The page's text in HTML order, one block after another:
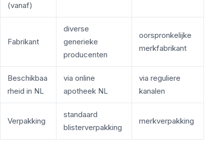
(vanaf)
Fabrikant
diverse
generieke
producenten
oorspronkelijke
merkfabrikant
Beschikbaa
rheid in NL
via online
apotheek NL
via reguliere
kanalen
Verpakking
standaard
blisterverpakking
merkverpakking